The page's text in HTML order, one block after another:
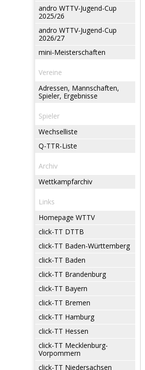
andro WTTV-Jugend-Cup
2025/26
andro WTTV-Jugend-Cup
2026/27
mini-Meisterschaften
Vereine
Adressen, Mannschaften,
Spieler, Ergebnisse
Spieler
Wechselliste
Q-TTR-Liste
Archiv
Wettkampfarchiv
Links
Homepage WTTV
click-TT DTTB
click-TT Baden-Württemberg
click-TT Baden
click-TT Brandenburg
click-TT Bayern
click-TT Bremen
click-TT Hamburg
click-TT Hessen
click-TT Mecklenburg-
Vorpommern
click-TT Niedersachsen